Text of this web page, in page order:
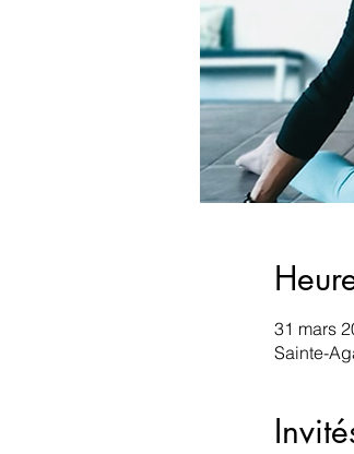
31 mars
Sainte-